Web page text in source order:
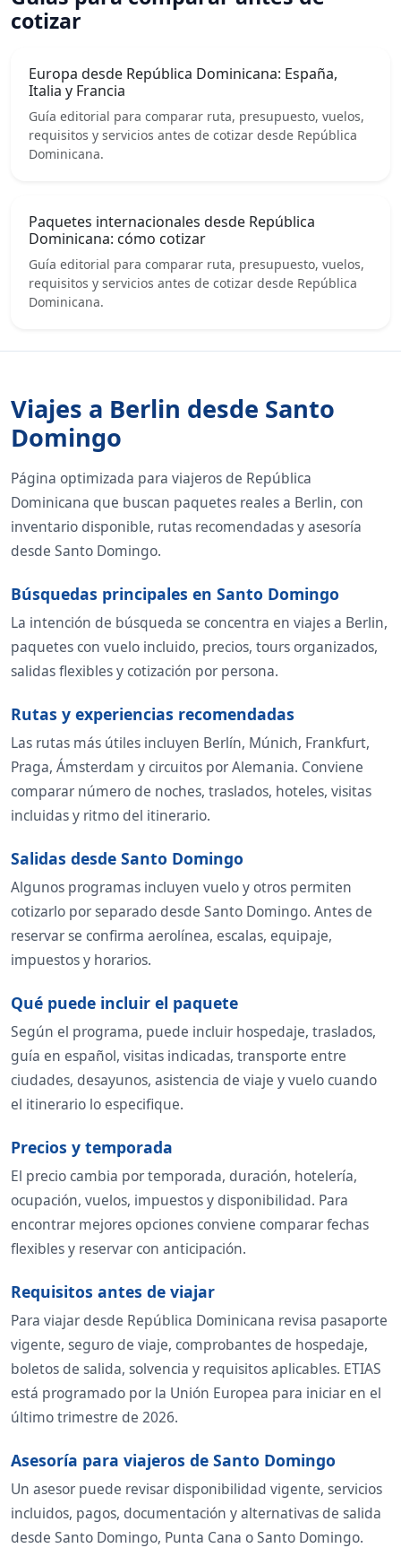
cotizar
Europa desde República Dominicana: España,
Italia y Francia
Guía editorial para comparar ruta, presupuesto, vuelos,
requisitos y servicios antes de cotizar desde República
Dominicana.
Paquetes internacionales desde República
Dominicana: cómo cotizar
Guía editorial para comparar ruta, presupuesto, vuelos,
requisitos y servicios antes de cotizar desde República
Dominicana.
Viajes a Berlin desde Santo
Domingo
Página optimizada para viajeros de República
Dominicana que buscan paquetes reales a Berlin, con
inventario disponible, rutas recomendadas y asesoría
desde Santo Domingo.
Búsquedas principales en Santo Domingo
La intención de búsqueda se concentra en viajes a Berlin,
paquetes con vuelo incluido, precios, tours organizados,
salidas flexibles y cotización por persona.
Rutas y experiencias recomendadas
Las rutas más útiles incluyen Berlín, Múnich, Frankfurt,
Praga, Ámsterdam y circuitos por Alemania. Conviene
comparar número de noches, traslados, hoteles, visitas
incluidas y ritmo del itinerario.
Salidas desde Santo Domingo
Algunos programas incluyen vuelo y otros permiten
cotizarlo por separado desde Santo Domingo. Antes de
reservar se confirma aerolínea, escalas, equipaje,
impuestos y horarios.
Qué puede incluir el paquete
Según el programa, puede incluir hospedaje, traslados,
guía en español, visitas indicadas, transporte entre
ciudades, desayunos, asistencia de viaje y vuelo cuando
el itinerario lo especifique.
Precios y temporada
El precio cambia por temporada, duración, hotelería,
ocupación, vuelos, impuestos y disponibilidad. Para
encontrar mejores opciones conviene comparar fechas
flexibles y reservar con anticipación.
Requisitos antes de viajar
Para viajar desde República Dominicana revisa pasaporte
vigente, seguro de viaje, comprobantes de hospedaje,
boletos de salida, solvencia y requisitos aplicables. ETIAS
está programado por la Unión Europea para iniciar en el
último trimestre de 2026.
Asesoría para viajeros de Santo Domingo
Un asesor puede revisar disponibilidad vigente, servicios
incluidos, pagos, documentación y alternativas de salida
desde Santo Domingo, Punta Cana o Santo Domingo.